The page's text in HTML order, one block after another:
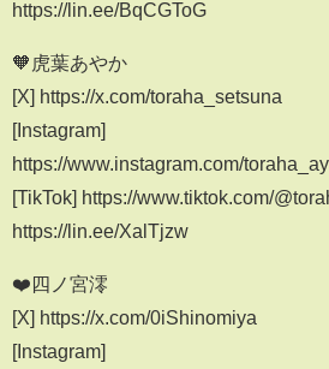
https://lin.ee/BqCGToG
🧡虎葉あやか
[X] https://x.com/toraha_setsuna
[Instagram]
https://www.instagram.com/
[TikTok] https://www.tiktok.com/
https://lin.ee/XalTjzw
❤️四ノ宮澪
[X] https://x.com/0iShinomiya
[Instagram]